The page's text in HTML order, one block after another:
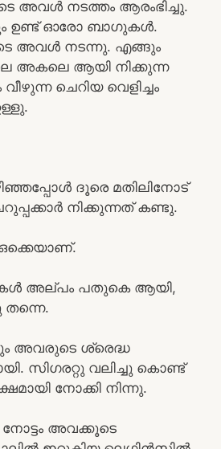
അവൾ നടത്തം ആരംഭിച്ചു.
ഉണ്ട് ഓരോ ബാഗുകൾ.
അവൾ നടന്നു. എങ്ങും
അകലെ ആയി നിക്കുന്ന
ചെറിയ വെളിച്ചം
ദൂരെ മതിലിനോട്
നിക്കുന്നത് കണ്ടു.
അല്പം പതുകെ ആയി,
തന്നെ.
ശ്രെദ്ധ
സിഗരറ്റു വലിച്ചു കൊണ്ട്
നോക്കി നിന്നു.
അവക്കൂടെ